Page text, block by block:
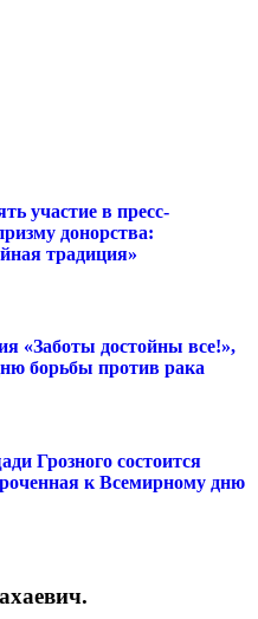
участие в пресс-
донорства:
традиция»
«Заботы достойны все!»,
борьбы против рака
Грозного состоится
к Всемирному дню